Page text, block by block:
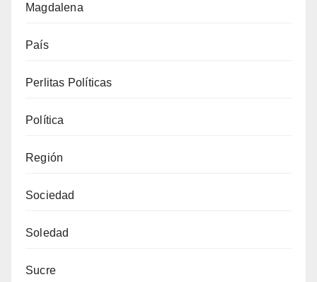
Magdalena
País
Perlitas Políticas
Política
Región
Sociedad
Soledad
Sucre